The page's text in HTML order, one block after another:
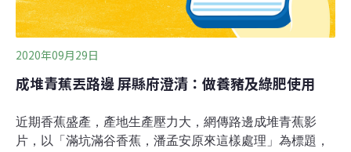
2020年09月29日
成堆青蕉丟路邊 屏縣府澄清：做養豬及綠肥使用
近期香蕉盛產，產地生產壓力大，網傳路邊成堆青蕉影
片，以「滿坑滿谷香蕉，潘孟安原來這樣處理」為標題，